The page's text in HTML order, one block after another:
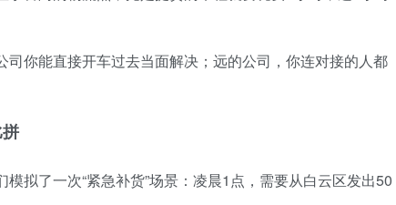
司你能直接开车过去当面解决；远的公司，你连对接的人都
拟了一次“紧急补货”场景：凌晨1点，需要从白云区发出50